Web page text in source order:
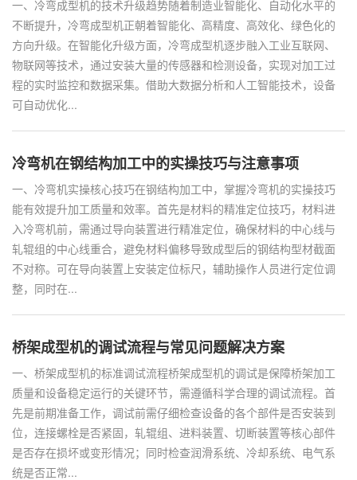
一、冷弯成型机的技术升级趋势随着制造业智能化、自动化水平的
不断提升，冷弯成型机正朝着智能化、高精度、高效化、绿色化的
方向升级。在智能化升级方面，冷弯成型机逐步融入工业互联网、
物联网等技术，通过安装大量的传感器和检测设备，实现对加工过
程的实时监控和数据采集。借助大数据分析和人工智能技术，设备
可自动优化...
冷弯机在钢结构加工中的实操技巧与注意事项
一、冷弯机实操核心技巧在钢结构加工中，掌握冷弯机的实操技巧
能有效提升加工质量和效率。首先是材料的精准定位技巧，材料进
入冷弯机前，需通过导向装置进行精准定位，确保材料的中心线与
轧辊组的中心线重合，避免材料偏移导致成型后的钢结构型材截面
不对称。可在导向装置上安装定位标尺，辅助操作人员进行定位调
整，同时在...
桥架成型机的调试流程与常见问题解决方案
一、桥架成型机的标准调试流程桥架成型机的调试是保障桥架加工
质量和设备稳定运行的关键环节，需遵循科学合理的调试流程。首
先是前期准备工作，调试前需仔细检查设备的各个部件是否安装到
位，连接螺栓是否紧固，轧辊组、进料装置、切断装置等核心部件
是否存在损坏或变形情况；同时检查润滑系统、冷却系统、电气系
统是否正常...